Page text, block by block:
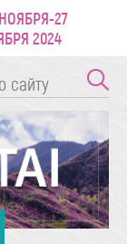
27
2024